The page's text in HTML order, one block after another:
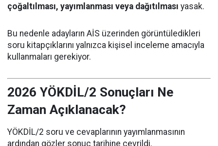
çoğaltılması, yayımlanması veya dağıtılması yasak.
Bu nedenle adayların AİS üzerinden görüntüledikleri
soru kitapçıklarını yalnızca kişisel inceleme amacıyla
kullanmaları gerekiyor.
2026 YÖKDİL/2 Sonuçları Ne
Zaman Açıklanacak?
YÖKDİL/2 soru ve cevaplarının yayımlanmasının
ardından gözler sonuç tarihine çevrildi.